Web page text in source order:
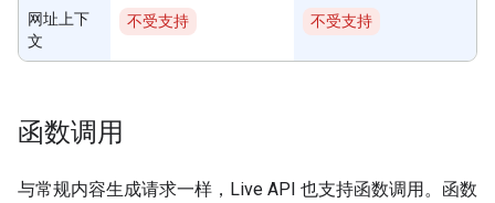
网址上下
文
不受支持 不受支持
函数调用
与常规内容生成请求一样，Live API 也支持函数调用。函数